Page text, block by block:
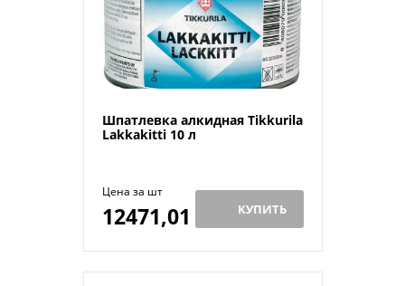
Шпатлевка алкидная Tikkurila
Lakkakitti 10 л
Цена за шт
12471,01 КУПИТЬ